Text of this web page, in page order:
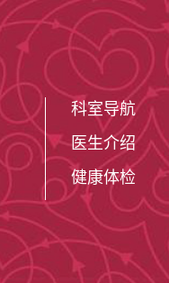
周围
性肌
得性
缩症
病、
粉样沉
科室导航
医生介绍
健康体检